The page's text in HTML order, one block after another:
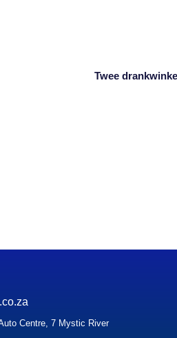
Twee
Centre, 7 Mystic River